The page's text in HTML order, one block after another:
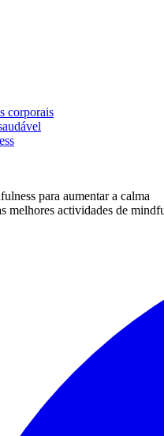
corporais
para aumentar a calma
melhores actividades de